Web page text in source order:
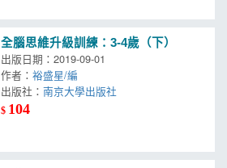
全腦思維升級訓練：3-4歲（下）
出版日期：2019-09-01
作者：裕盛星/編
出版社：南京大學出版社
$ 104